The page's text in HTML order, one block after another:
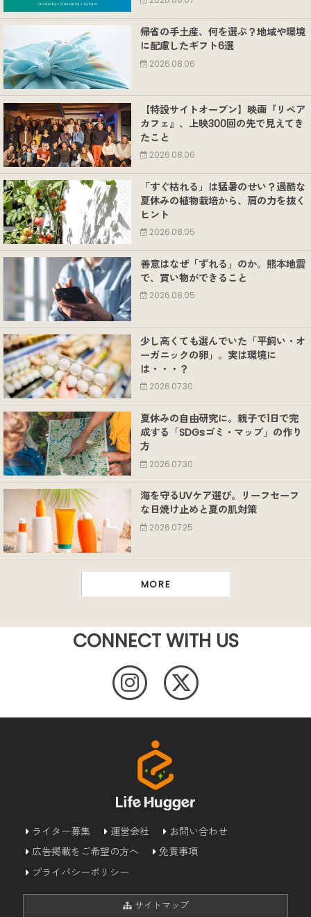
帰省の手土産、何を選ぶ？地域や環境
に配慮したギフト6選
2026.08.06
【特設サイトオープン】映画『リペア
カフェ』、上映300回の先で見えてき
たこと
2026.08.06
「すぐ枯れる」は猛暑のせい？過酷な
夏休みの植物栽培から、肩の力を抜く
ヒント
2026.08.05
善意はなぜ「ずれる」のか。熊本地震
で、買い物ができること
2026.08.05
少し高くても選んでいた「平飼い・オ
ーガニックの卵」。実は環境に
は・・・？
2026.07.30
夏休みの自由研究に。親子で1日で完
成する「SDGsゴミ・マップ」の作り
方
2026.07.30
海を守るUVケア選び。リーフセーフ
な日焼け止めと夏の肌対策
2026.07.25
MORE
CONNECT WITH US
ライター募集 運営会社
お問い合わせ
広告掲載をご希望の方へ
免責事項
プライバシーポリシー
サイトマップ